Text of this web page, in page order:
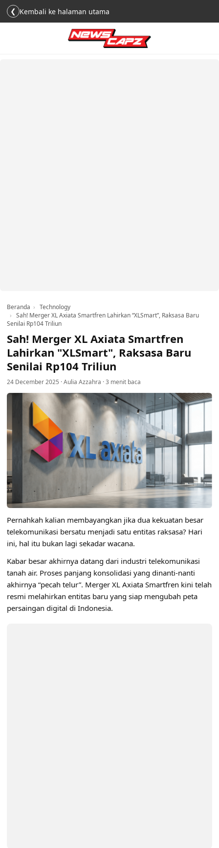
❮ Kembali ke halaman utama
Beranda
Technology
Sah! Merger XL Axiata Smartfren Lahirkan “XLSmart”, Raksasa Baru
Senilai Rp104 Triliun
Sah! Merger XL Axiata Smartfren
Lahirkan "XLSmart", Raksasa Baru
Senilai Rp104 Triliun
24 December 2025 ·Aulia Azzahra ·3 menit baca
Pernahkah kalian membayangkan jika dua kekuatan besar
telekomunikasi bersatu menjadi satu entitas raksasa? Hari
ini, hal itu bukan lagi sekadar wacana.
Kabar besar akhirnya datang dari industri telekomunikasi
tanah air. Proses panjang konsolidasi yang dinanti-nanti
akhirnya “pecah telur”. Merger XL Axiata Smartfren kini telah
resmi melahirkan entitas baru yang siap mengubah peta
persaingan digital di Indonesia.